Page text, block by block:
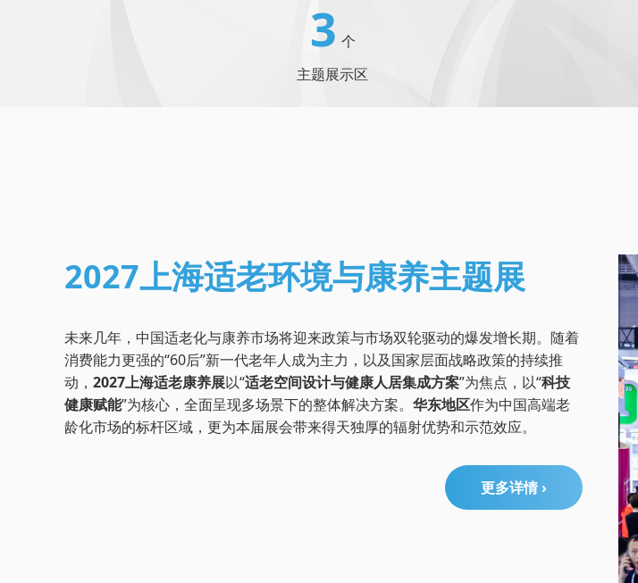
3 个
主题展示区
2027上海适老环境与康养主题展
未来几年，中国适老化与康养市场将迎来政策与市场双轮驱动的爆发增长期。随着
消费能力更强的“60后”新一代老年人成为主力，以及国家层面战略政策的持续推
动， 2027上海适老康养展以“适老空间设计与健康人居集成方案”为焦点，以“科技
健康赋能”为核心，全面呈现多场景下的整体解决方案。 华东地区作为中国高端老
龄化市场的标杆区域，更为本届展会带来得天独厚的辐射优势和示范效应。
更多详情 ›